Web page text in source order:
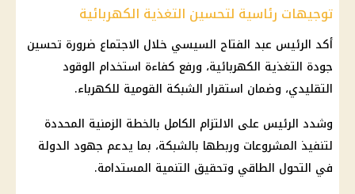
توجيهات رئاسية لتحسين التغذية الكهربائية
أكد الرئيس عبد الفتاح السيسي خلال الاجتماع ضرورة تحسين
جودة التغذية الكهربائية، ورفع كفاءة استخدام الوقود
التقليدي، وضمان استقرار الشبكة القومية للكهرباء.
وشدد الرئيس على الالتزام الكامل بالخطة الزمنية المحددة
لتنفيذ المشروعات وربطها بالشبكة، بما يدعم جهود الدولة
في التحول الطاقي وتحقيق التنمية المستدامة.